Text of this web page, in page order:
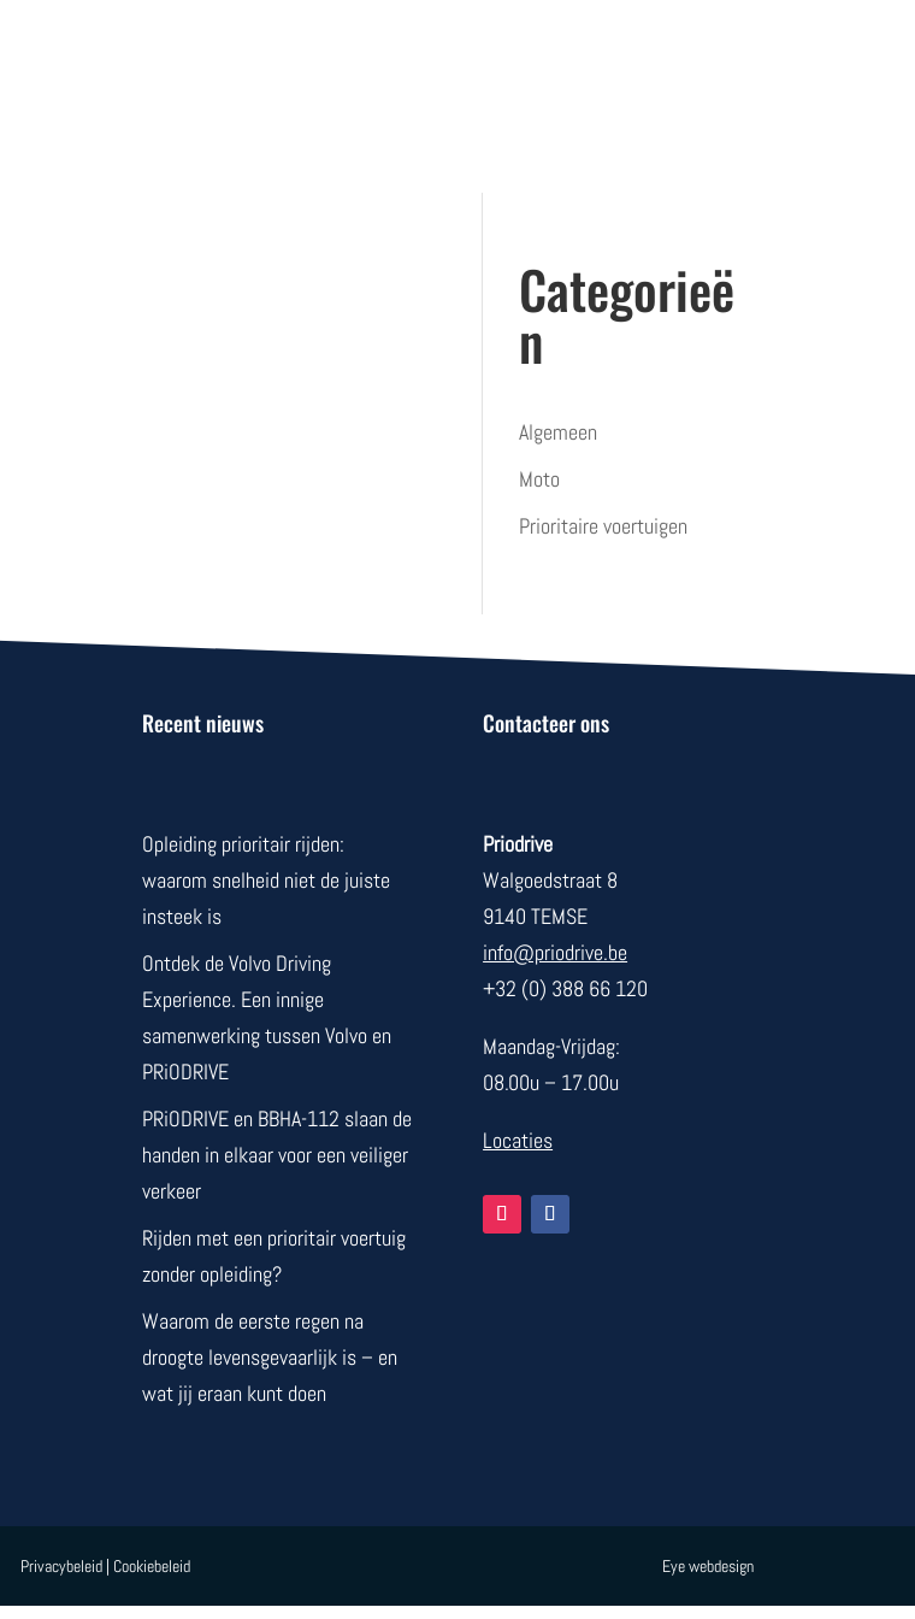
Categorieë
n
Algemeen
Moto
Prioritaire voertuigen
Recent nieuws
Opleiding prioritair rijden:
waarom snelheid niet de juiste
insteek is
Ontdek de Volvo Driving
Experience. Een innige
samenwerking tussen Volvo en
PRiODRIVE
PRiODRIVE en BBHA-112 slaan de
handen in elkaar voor een veiliger
verkeer
Rijden met een prioritair voertuig
zonder opleiding?
Waarom de eerste regen na
droogte levensgevaarlijk is – en
wat jij eraan kunt doen
Contacteer ons
Priodrive
Walgoedstraat 8
9140 TEMSE
info@priodrive.be
+32 (0) 388 66 120
Maandag-Vrijdag:
08.00u – 17.00u
Locaties
Privacybeleid | Cookiebeleid Eye webdesign